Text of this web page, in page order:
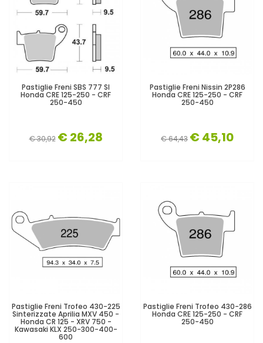
Pastiglie Freni SBS 777 SI
Honda CRE 125-250 - CRF
250-450
€ 30,92 € 26,28
Pastiglie Freni Nissin 2P286
Honda CRE 125-250 - CRF
250-450
€ 64,43 € 45,10
Pastiglie Freni Trofeo 430-225
Sinterizzate Aprilia MXV 450 -
Honda CR 125 - XRV 750 -
Kawasaki KLX 250-300-400-
600
Pastiglie Freni Trofeo 430-286
Honda CRE 125-250 - CRF
250-450